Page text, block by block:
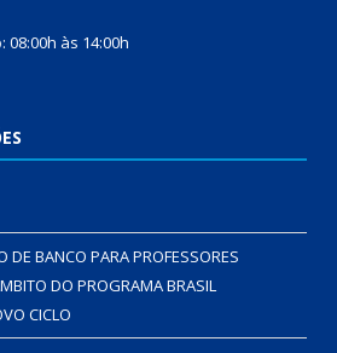
às 14:00h
DE BANCO PARA PROFESSORES
DO PROGRAMA BRASIL
CICLO